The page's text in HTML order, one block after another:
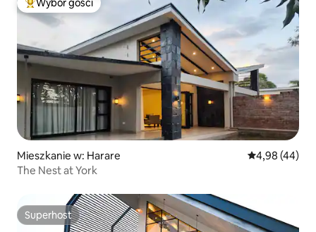
Najpopularniejsze z kategorii Wybór gości
Wybór gości
Mieszkanie w: Harare Średnia
4,98 (44)
The Nest at York
Superhost
Superhost